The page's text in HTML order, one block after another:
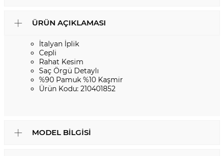
ÜRÜN AÇIKLAMASI
İtalyan İplik
Cepli
Rahat Kesim
Saç Örgü Detaylı
%90 Pamuk %10 Kaşmir
Ürün Kodu: 210401852
MODEL BILGISI